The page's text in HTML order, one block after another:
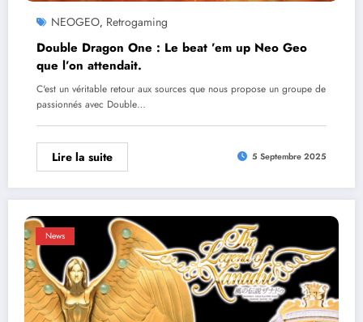
NEOGEO, Retrogaming
Double Dragon One : Le beat ’em up Neo Geo
que l’on attendait.
C'est un véritable retour aux sources que nous propose un groupe de
passionnés avec Double…
Lire la suite 5 Septembre 2025
News